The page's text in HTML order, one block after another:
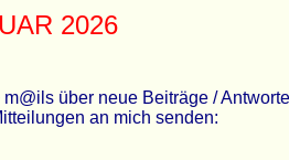
2026
über neue Beiträge /
an mich senden: